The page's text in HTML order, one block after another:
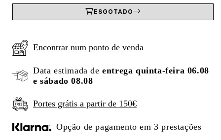
ESGOTADO
Encontrar num ponto de venda
Data estimada de entrega quinta-feira 06.08
e sábado 08.08
Portes grátis a partir de 150€
Opção de pagamento em 3 prestações